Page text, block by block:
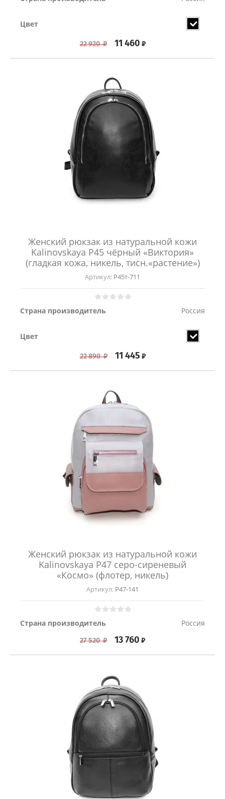
Цвет
22 920₽ 11 460 ₽
Женский рюкзак из натуральной кожи
Kalinovskaya Р45 чёрный «Виктория»
(гладкая кожа, никель, тисн.«растение»)
Артикул: Р45т-711
Страна производитель Россия
Цвет
22 890₽ 11 445 ₽
Женский рюкзак из натуральной кожи
Kalinovskaya Р47 серо-сиреневый
«Космо» (флотер, никель)
Артикул: Р47-141
Страна производитель Россия
27 520₽ 13 760 ₽